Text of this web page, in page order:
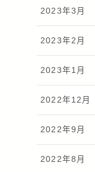
2023年3月
2023年2月
2023年1月
2022年12月
2022年9月
2022年8月